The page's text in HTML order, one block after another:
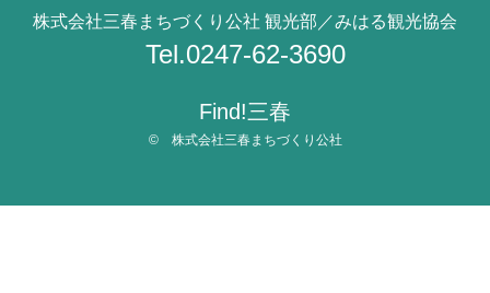
株式会社三春まちづくり公社 観光部／みはる観光協会
Tel.0247-62-3690
Find!三春
© 株式会社三春まちづくり公社